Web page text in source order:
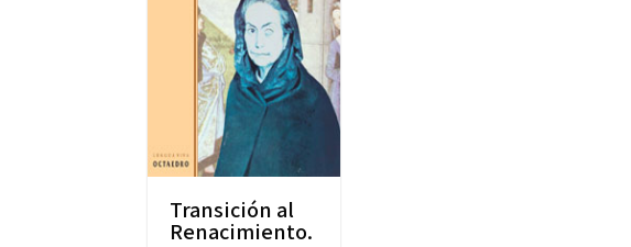
Transición al
Renacimiento.